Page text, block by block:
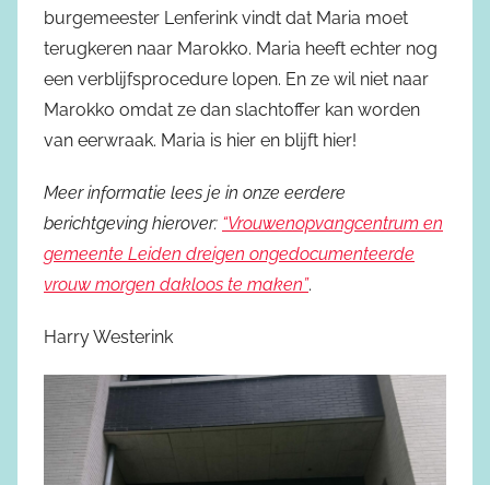
burgemeester Lenferink vindt dat Maria moet
terugkeren naar Marokko. Maria heeft echter nog
een verblijfsprocedure lopen. En ze wil niet naar
Marokko omdat ze dan slachtoffer kan worden
van eerwraak. Maria is hier en blijft hier!
Meer informatie lees je in onze eerdere
berichtgeving hierover: “Vrouwenopvangcentrum en
gemeente Leiden dreigen ongedocumenteerde
vrouw morgen dakloos te maken”.
Harry Westerink